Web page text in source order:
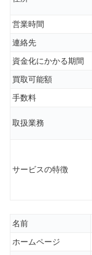
営業時間
連絡先
資金化にかかる期間
買取可能額
手数料
取扱業務
サービスの特徴
名前
ホームページ